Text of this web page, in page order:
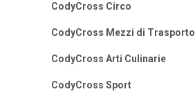
CodyCross Circo
CodyCross Mezzi di Trasporto
CodyCross Arti Culinarie
CodyCross Sport